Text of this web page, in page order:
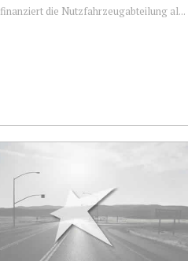
finanziert die Nutzfahrzeugabteilung al...